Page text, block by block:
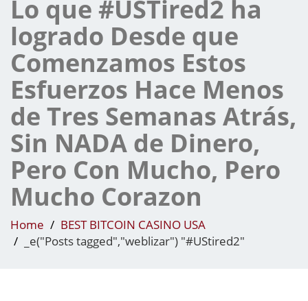
Lo que #USTired2 ha
logrado Desde que
Comenzamos Estos
Esfuerzos Hace Menos
de Tres Semanas Atrás,
Sin NADA de Dinero,
Pero Con Mucho, Pero
Mucho Corazon
Home
BEST BITCOIN CASINO USA
_e("Posts tagged","weblizar") "#UStired2"